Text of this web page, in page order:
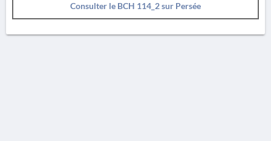
Consulter le BCH 114_2 sur Persée